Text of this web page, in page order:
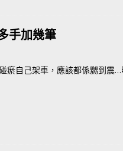
手加幾筆
瘀自己架車，應該都係嬲到震